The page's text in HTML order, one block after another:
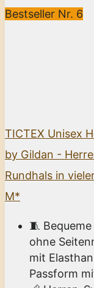
Bestseller Nr. 6
TICTEX Unisex
by Gildan -
Rundhals in
M*
🧵
ohne
mit
Passform